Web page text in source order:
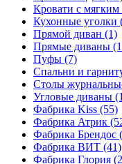
Кровати с мягким
Кухонные уголки
Прямой диван (1)
Прямые диваны
Пуфы (7)
Спальни и
Столы
Угловые диваны
Фабрика Kiss (55)
Фабрика Атрик
Фабрика Брендос
Фабрика ВИТ (41)
Фабрика Глория